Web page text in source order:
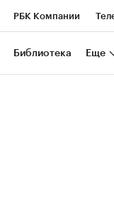
РБК Компании
Национальные проекты
Библиотека Еще